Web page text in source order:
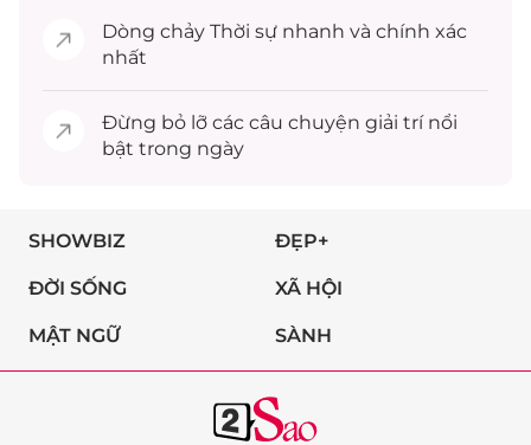
Dòng chảy Thời sự nhanh và chính xác
nhất
Đừng bỏ lỡ các câu chuyện giải trínổi
bật trong ngày
SHOWBIZ ĐẸP+
ĐỜI SỐNG XÃ HỘI
MẬT NGỮ SÀNH